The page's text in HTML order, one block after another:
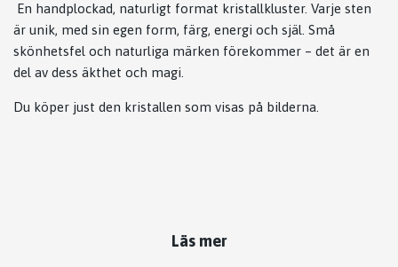
En handplockad, naturligt format kristallkluster. Varje sten
är unik, med sin egen form, färg, energi och själ. Små
skönhetsfel och naturliga märken förekommer – det är en
del av dess äkthet och magi.
Du köper just den kristallen som visas på bilderna.
Läs mer